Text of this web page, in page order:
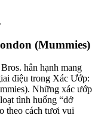
(Mummies)
hân hạnh mang
điệu trong Xác Ướp:
Những xác ướp
tình huống “dở
theo cách tươi vui